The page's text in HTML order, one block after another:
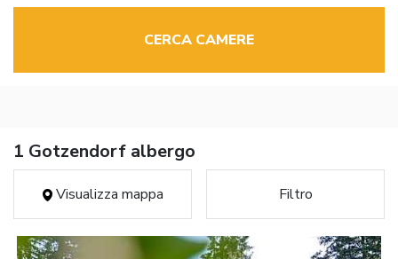
CERCA CAMERE
1 Gotzendorf albergo
Visualizza mappa Filtro